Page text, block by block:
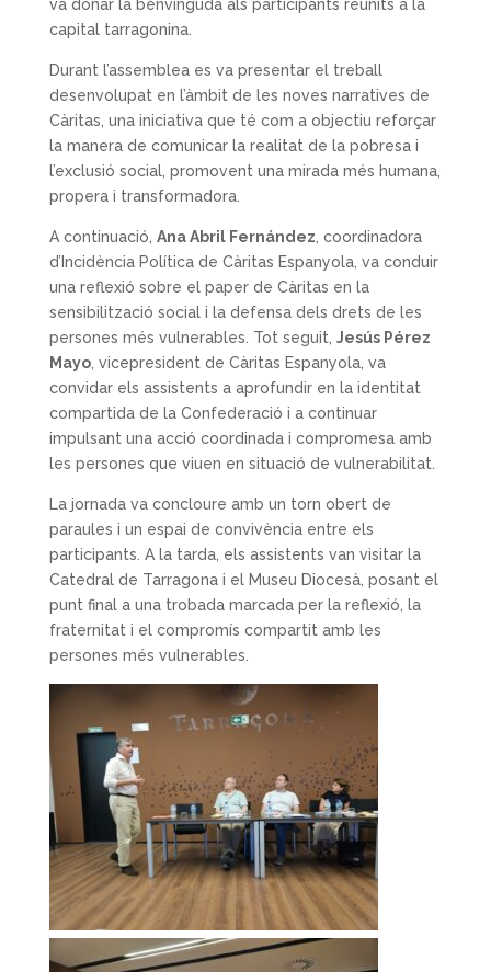
va donar la benvinguda als participants reunits a la
capital tarragonina.
Durant l’assemblea es va presentar el treball
desenvolupat en l’àmbit de les noves narratives de
Càritas, una iniciativa que té com a objectiu reforçar
la manera de comunicar la realitat de la pobresa i
l’exclusió social, promovent una mirada més humana,
propera i transformadora.
A continuació, Ana Abril Fernández , coordinadora
d’Incidència Política de Càritas Espanyola, va conduir
una reflexió sobre el paper de Càritas en la
sensibilització social i la defensa dels drets de les
persones més vulnerables. Tot seguit, Jesús Pérez
Mayo, vicepresident de Càritas Espanyola, va
convidar els assistents a aprofundir en la identitat
compartida de la Confederació i a continuar
impulsant una acció coordinada i compromesa amb
les persones que viuen en situació de vulnerabilitat.
La jornada va concloure amb un torn obert de
paraules i un espai de convivència entre els
participants. A la tarda, els assistents van visitar la
Catedral de Tarragona i el Museu Diocesà, posant el
punt final a una trobada marcada per la reflexió, la
fraternitat i el compromís compartit amb les
persones més vulnerables.